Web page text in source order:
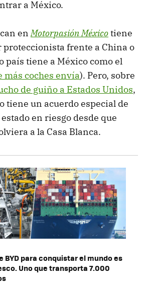
a México.
enMotorpasión Méxicotiene
proteccionista frente a China o
país tiene a México como el
más coches envía). Pero, sobre
de guiño a Estados Unidos,
tiene un acuerdo especial de
en riesgo desde que
a la Casa Blanca.
BYD para conquistar el mundo es
Uno que transporta 7.000